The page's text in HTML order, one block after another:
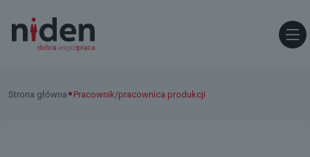
Strona główna • Pracownik/pracownica produkcji